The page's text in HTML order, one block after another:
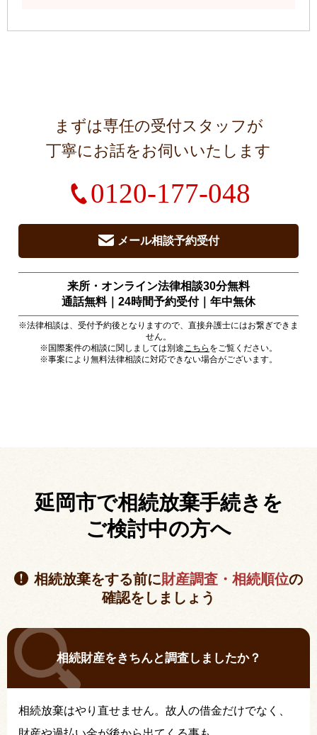
まずは専任の受付スタッフが
丁寧にお話をお伺いいたします
0120-177-048
メール相談予約受付
来所・オンライン法律相談30分無料
通話無料｜24時間予約受付｜ 年中無休
※法律相談は、受付予約後となりますので、直接弁護士にはお繋ぎできま
せん。
※国際案件の相談に関しましては別途こちら をご覧ください。
※事案により無料法律相談に対応できない場合がございます。
延岡市で相続放棄手続きを
ご検討中の方へ
相続放棄をする前に財産調査・相続順位の
確認をしましょう
相続財産をきちんと調査しましたか？
相続放棄はやり直せません。故人の借金だけでなく、